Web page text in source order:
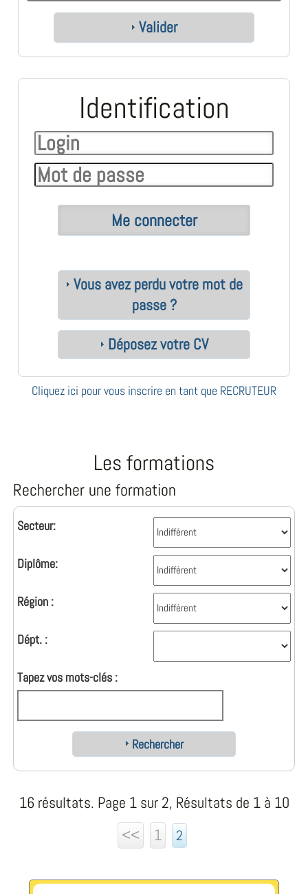
Valider
Identification
Vous avez perdu votre mot de
passe ?
Déposez votre CV
Cliquez ici pour vous inscrire en tant que RECRUTEUR
Les formations
Rechercher une formation
Secteur:
Diplôme:
Région :
Dépt. :
Tapez vos mots-clés :
Rechercher
16 résultats. Page 1 sur 2, Résultats de 1 à 10
<<
1 2